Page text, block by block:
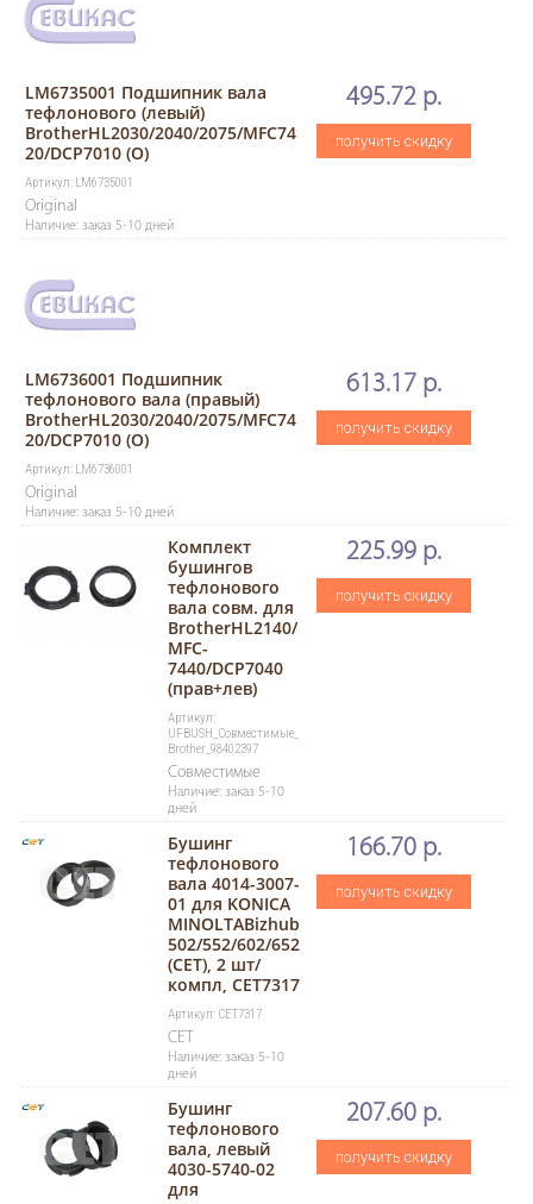
LM6735001 Подшипник вала
тефлонового (левый)
BrotherHL2030/2040/2075/MFC74
20/DCP7010 (O)
Артикул: LM6735001
Original
Наличие: заказ 5-10 дней
495.72 р.
получить скидку
LM6736001 Подшипник
тефлонового вала (правый)
BrotherHL2030/2040/2075/MFC74
20/DCP7010 (O)
Артикул: LM6736001
Original
Наличие: заказ 5-10 дней
613.17 р.
получить скидку
Комплект
бушингов
тефлонового
вала совм. для
BrotherHL2140/
MFC-
7440/DCP7040
(прав+лев)
Артикул:
UFBUSH_Совместимые_
Brother_98402397
Совместимые
Наличие: заказ 5-10
дней
225.99 р.
получить скидку
Бушинг
тефлонового
вала 4014-3007-
01 для KONICA
MINOLTABizhub
502/552/602/652
(CET), 2 шт/
компл, CET7317
Артикул: CET7317
CET
Наличие: заказ 5-10
дней
166.70 р.
получить скидку
Бушинг
тефлонового
вала, левый
4030-5740-02
для
207.60 р.
получить скидку